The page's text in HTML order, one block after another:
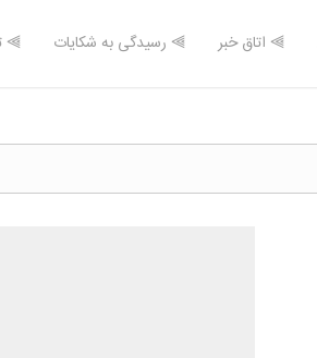
⫸ اتاق خبر ⫸ رسیدگی به شکایات ⫸